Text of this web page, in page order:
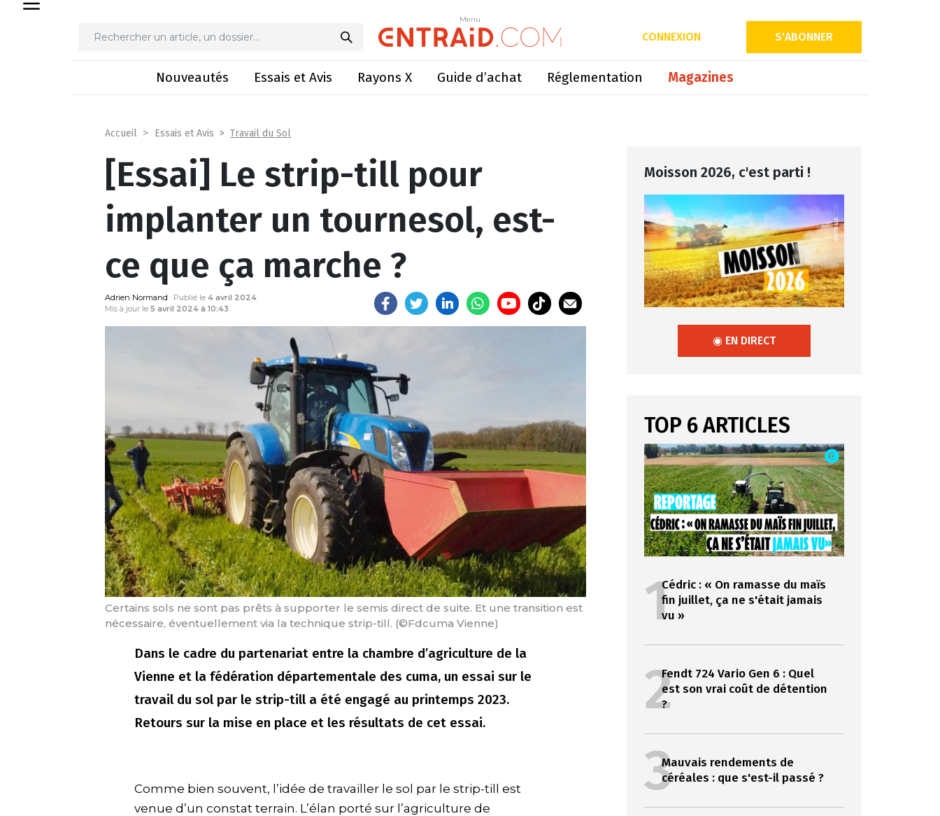
Menu
CONNEXION S'ABONNER
Nouveautés Essais et Avis Rayons X Guide d’achat Réglementation Magazines
Menu
[Essai] Le strip-till pour implanter un tournesol, est-ce que ça marche ?
Accueil Essais et Avis Travail du Sol
[Essai] Le strip-till pour
implanter un tournesol, est-
ce que ça marche ?
Adrien Normand Publié le 4 avril 2024
Mis à jour le 5 avril 2024 à 10:43
Certains sols ne sont pas prêts à supporter le semis direct de suite. Et une transition est
nécessaire, éventuellement via la technique strip-till. (©Fdcuma Vienne)
Dans le cadre du partenariat entre la chambre d’agriculture de la
Vienne et la fédération départementale des cuma, un essai sur le
travail du sol par le strip-till a été engagé au printemps 2023.
Retours sur la mise en place et les résultats de cet essai.
Comme bien souvent, l’idée de travailler le sol par le strip-till est
venue d’un constat terrain. L’élan porté sur l’agriculture de
Moisson 2026, c'est parti !
◉ EN DIRECT
TOP 6 ARTICLES
1Cédric : « On ramasse du maïs
fin juillet, ça ne s'était jamais
vu »
2Fendt 724 Vario Gen 6 : Quel
est son vrai coût de détention
?
3Mauvais rendements de
céréales : que s'est-il passé ?